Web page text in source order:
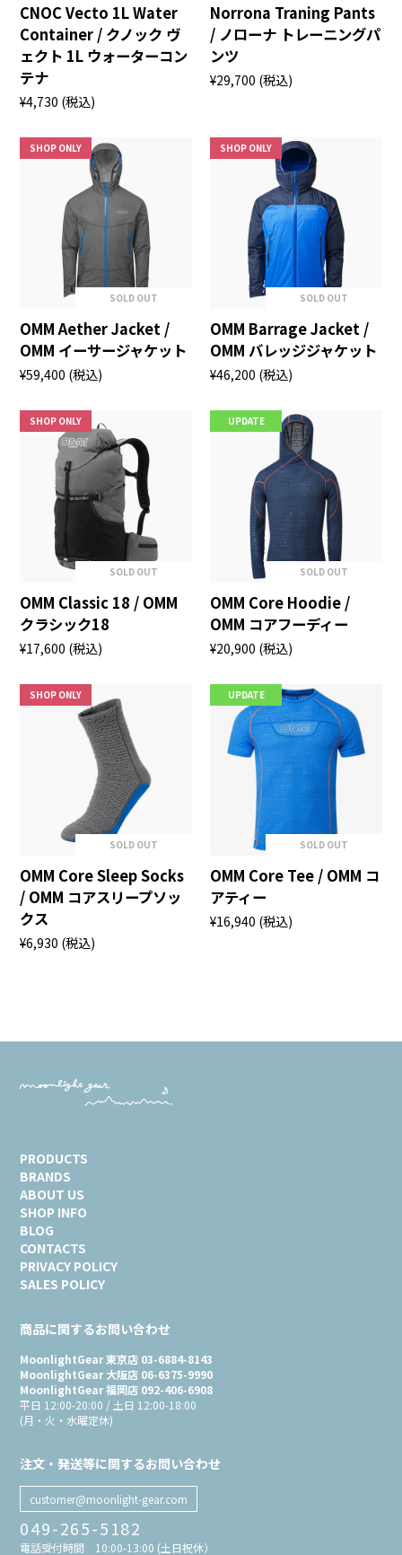
CNOC Vecto 1L Water
Container / クノック ヴ
ェクト 1L ウォーターコン
テナ
¥4,730 (税込)
Norrona Traning Pants
/ ノローナ トレーニングパ
ンツ
¥29,700 (税込)
SHOP ONLY
SOLD OUT
OMM Aether Jacket /
OMM イーサージャケット
¥59,400 (税込)
SHOP ONLY
SOLD OUT
OMM Barrage Jacket /
OMM バレッジジャケット
¥46,200 (税込)
SHOP ONLY
SOLD OUT
OMM Classic 18 / OMM
クラシック18
¥17,600 (税込)
UPDATE
SOLD OUT
OMM Core Hoodie /
OMM コアフーディー
¥20,900 (税込)
SHOP ONLY
SOLD OUT
OMM Core Sleep Socks
/ OMM コアスリープソッ
クス
¥6,930 (税込)
UPDATE
SOLD OUT
OMM Core Tee / OMM コ
アティー
¥16,940 (税込)
PRODUCTS
BRANDS
ABOUT US
SHOP INFO
BLOG
CONTACTS
PRIVACY POLICY
SALES POLICY
商品に関するお問い合わせ
MoonlightGear 東京店 03-6884-8143
MoonlightGear 大阪店 06-6375-9990
MoonlightGear 福岡店 092-406-6908
平日 12:00-20:00 / 土日 12:00-18:00
(月・火・水曜定休)
注文・発送等に関するお問い合わせ
customer@moonlight-gear.com
049-265-5182
電話受付時間 10:00-13:00 (土日祝休）